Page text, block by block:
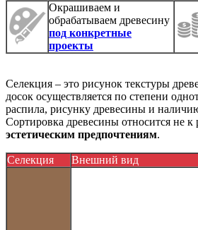
Окрашиваем и
обрабатываем древесину
под конкретные
проекты
Селекция – это рисунок текстуры
досок осуществляется по степени
распила, рисунку древесины и
Сортировка древесины относится не к
эстетическим предпочтениям.
Селекция Внешний вид